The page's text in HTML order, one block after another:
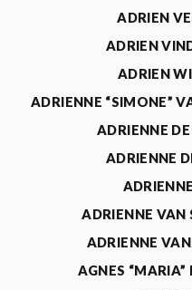
ADRIEN
ADRIEN
ADRIEN
ADRIENNE “SIMONE”
ADRIENNE
ADRIENNE
ADRIENNE VAN
ADRIENNE
AGNES “MARIA”